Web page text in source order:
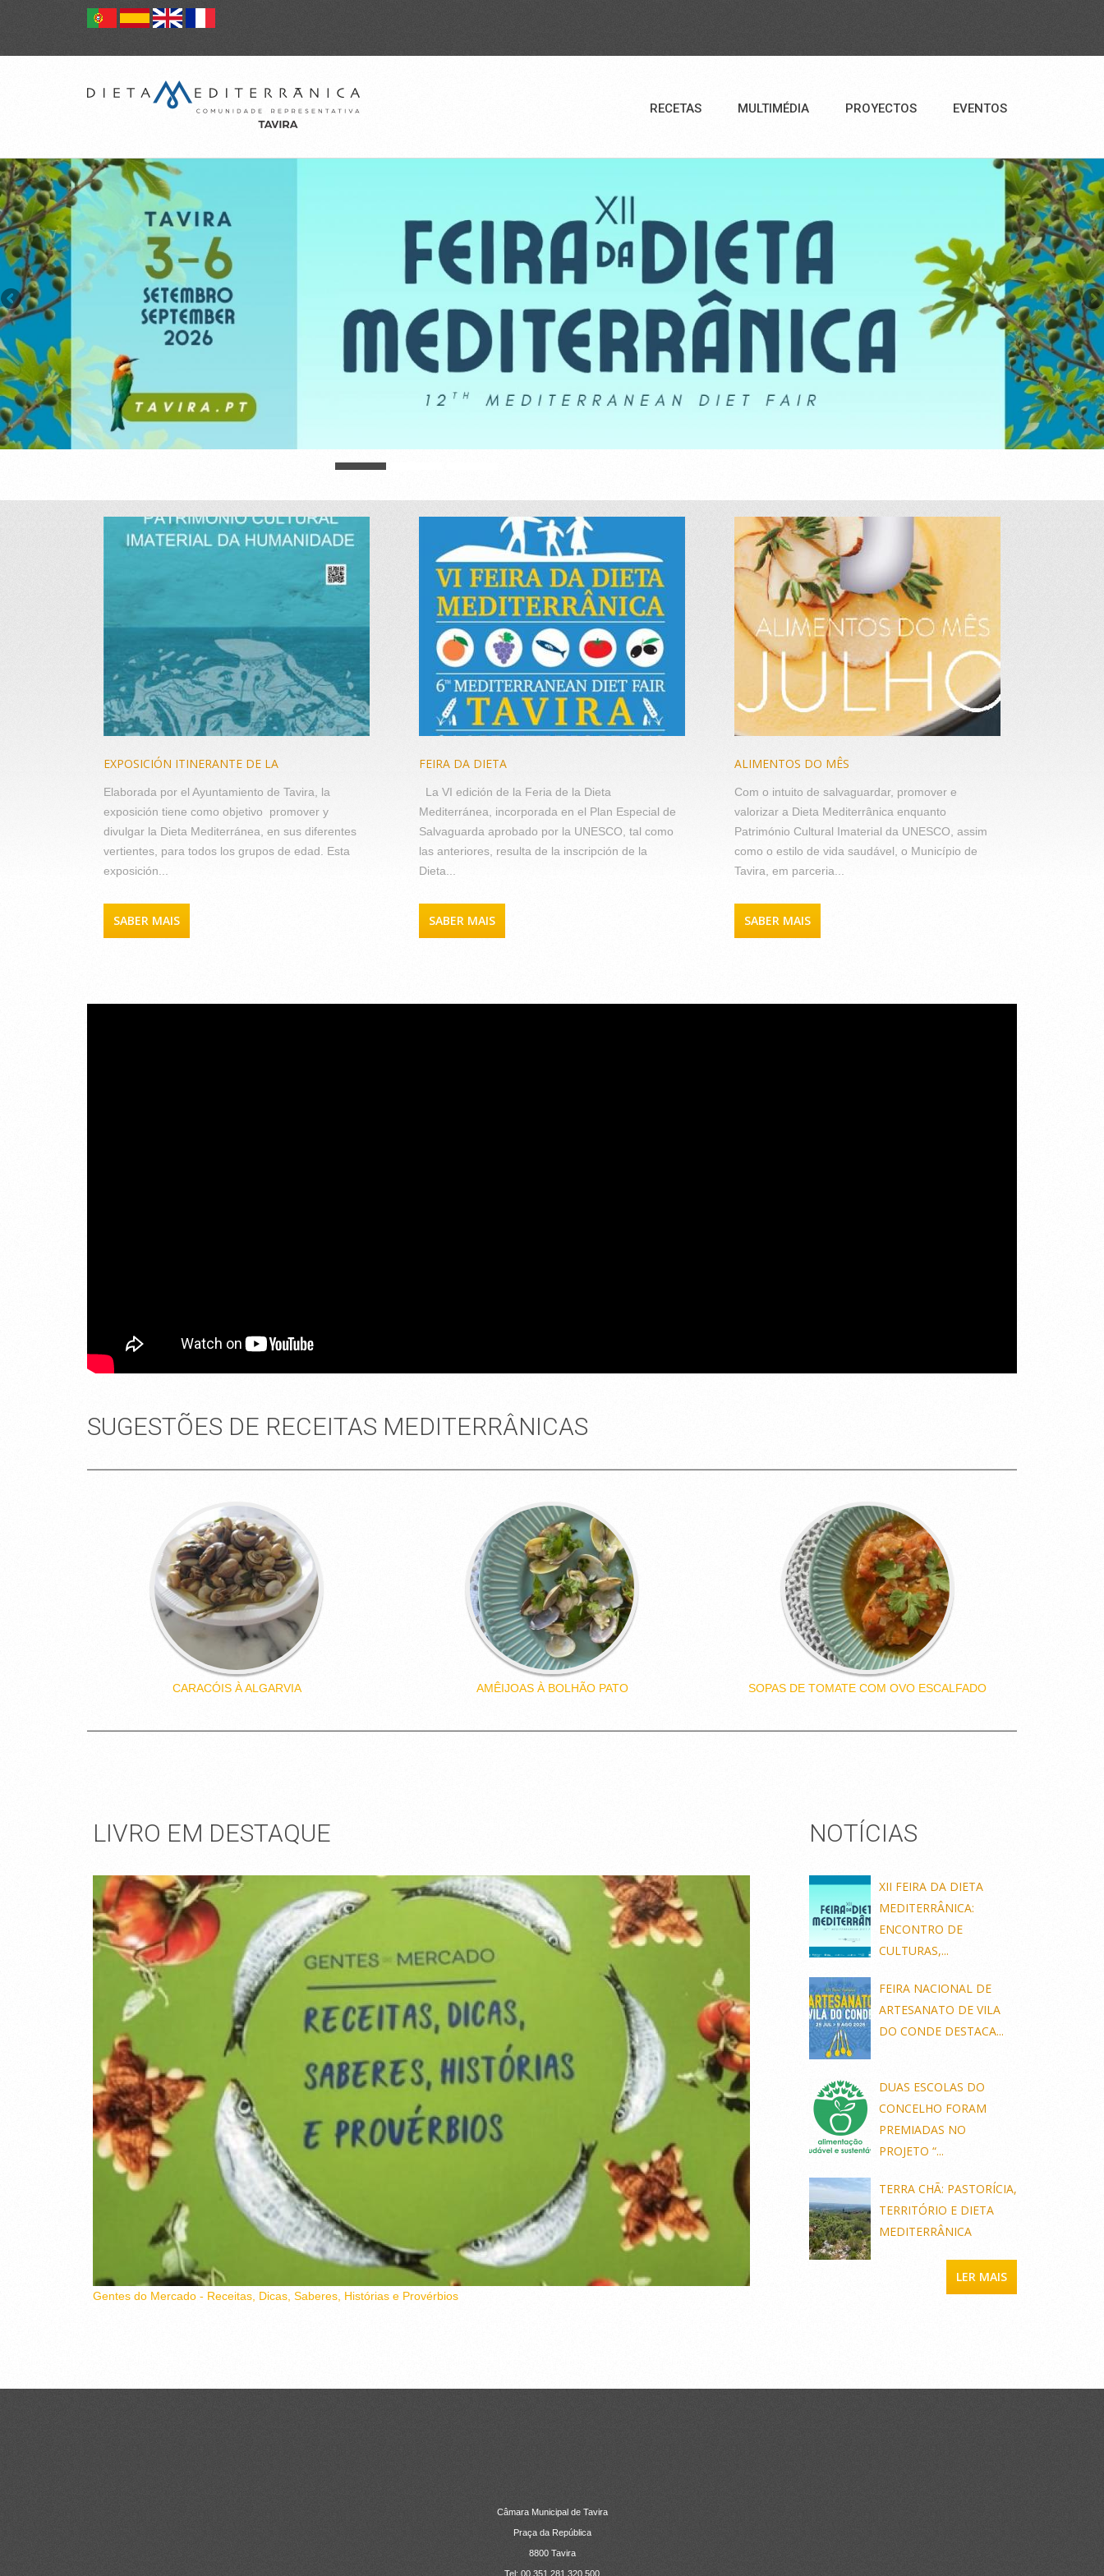
RECETAS MULTIMÉDIA PROYECTOS EVENTOS
EXPOSICIÓN ITINERANTE DE LA
Elaborada por el Ayuntamiento de Tavira, la
exposición tiene como objetivo promover y
divulgar la Dieta Mediterránea, en sus diferentes
vertientes, para todos los grupos de edad. Esta
exposición...
SABER MAIS
FEIRA DA DIETA
La VI edición de la Feria de la Dieta
Mediterránea, incorporada en el Plan Especial de
Salvaguarda aprobado por la UNESCO, tal como
las anteriores, resulta de la inscripción de la
Dieta...
SABER MAIS
ALIMENTOS DO MÊS
Com o intuito de salvaguardar, promover e
valorizar a Dieta Mediterrânica enquanto
Património Cultural Imaterial da UNESCO, assim
como o estilo de vida saudável, o Município de
Tavira, em parceria...
SABER MAIS
SUGESTÕES DE RECEITAS MEDITERRÂNICAS
CARACÓIS À ALGARVIA AMÊIJOAS À BOLHÃO PATO SOPAS DE TOMATE COM OVO ESCALFADO
LIVRO EM DESTAQUE
Gentes do Mercado - Receitas, Dicas, Saberes, Histórias e Provérbios
NOTÍCIAS
XII FEIRA DA DIETA
MEDITERRÂNICA:
ENCONTRO DE
CULTURAS,...
FEIRA NACIONAL DE
ARTESANATO DE VILA
DO CONDE DESTACA...
DUAS ESCOLAS DO
CONCELHO FORAM
PREMIADAS NO
PROJETO “...
TERRA CHÃ: PASTORÍCIA,
TERRITÓRIO E DIETA
MEDITERRÂNICA
LER MAIS
Câmara Municipal de Tavira
Praça da República
8800 Tavira
Tel: 00 351 281 320 500